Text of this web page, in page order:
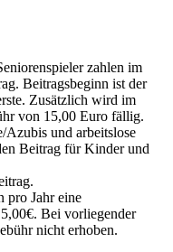
zahlen im
Beitragsbeginn ist der
Zusätzlich wird im
von 15,00 Euro fällig.
Azubis und arbeitslose
Beitrag für Kinder und
pro Jahr eine
Bei vorliegender
nicht erhoben.